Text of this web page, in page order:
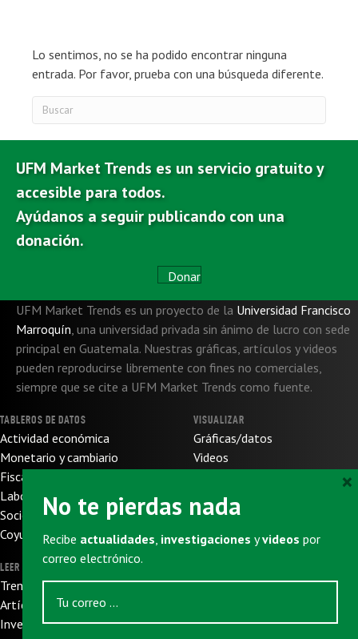
Lo sentimos, no se ha podido encontrar ninguna
entrada. Por favor, prueba con una búsqueda diferente.
UFM Market Trends es un servicio gratuito y
accesible para todos.
Ayúdanos a seguir publicando con una
donación.
Donar
UFM Market Trends es un proyecto de la Universidad Francisco
Marroquín una universidad privada sin ánimo de lucro con sede
principal en Guatemala. Nuestras gráficas, artículos y videos
pueden reproducirse libremente con fines no comerciales,
siempre que se cite a UFM Market Trends como fuente.
TABLEROS DE DATOS
Actividad económica
Monetario y cambiario
Fiscal y de presupuesto
Laboral
Socioeconómico
Coyuntura internacional
LEER
Trends
Artículos
Investigaciones
VISUALIZAR
Gráficas/datos
Videos
Sobre nosotros
Donaciones
SUSCRIBIRSE
No te pierdas nada
Recibe actualidades, investigaciones yvideos por
correo electrónico.
×